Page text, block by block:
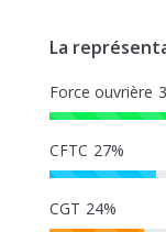
La
Force ouvrière
CFTC 27%
CGT 24%